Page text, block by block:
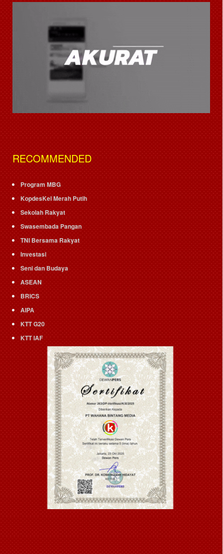
RECOMMENDED
Program MBG
KopdesKel Merah Putih
Sekolah Rakyat
Swasembada Pangan
TNI Bersama Rakyat
Investasi
Seni dan Budaya
ASEAN
BRICS
AIPA
KTT G20
KTT IAF